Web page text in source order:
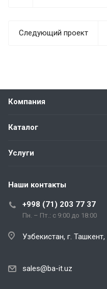
Следующий проект
Компания
Каталог
Услуги
Наши контакты
+998 (71) 203 77 37
Пн. – Пт.: с 9:00 до 18:00
Узбекистан, г.
sales@ba-it.uz